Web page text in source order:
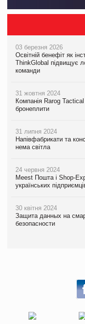
03 березня 2026
Освітній бенефіт як
ThinkGlobal підвищує
команди
31 жовтня 2024
Компанія Rarog Tactical
бронеплити
31 липня 2024
Напівфабрикати та
нема світла
24 червня 2024
Meest Пошта і Shop-
українських
30 квітня 2024
Защита данных на
безопасности